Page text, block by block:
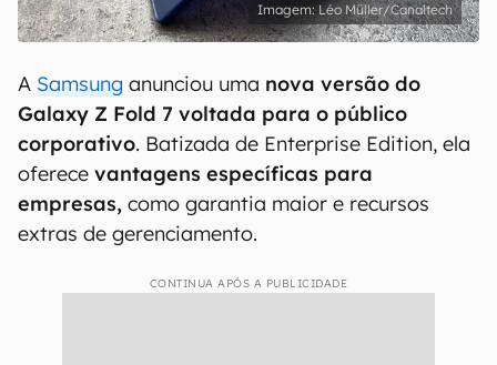
Léo Müller/Canaltech
A Samsung anunciou uma nova versão do
Galaxy Z Fold 7 voltada para o público
corporativo. Batizada de Enterprise Edition, ela
oferece vantagens específicas para
empresas, como garantia maior e recursos
extras de gerenciamento.
CONTINUA APÓS A PUBLICIDADE